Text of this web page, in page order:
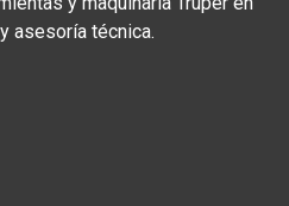
asesoría técnica.